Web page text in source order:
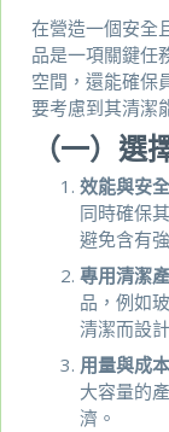
在營造一個安全
品是一項關鍵任
空間，還能確保
要考慮到其清潔
（一）
效能與安
同時確保
避免含有
專用清潔
品，例如
清潔而設
用量與成
大容量的
濟。